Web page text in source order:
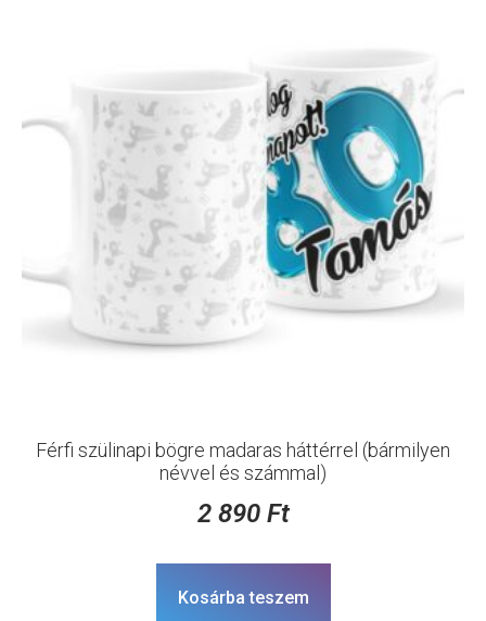
Férfi szülinapi bögre madaras háttérrel (bármilyen
névvel és számmal)
2 890 Ft
Kosárba teszem